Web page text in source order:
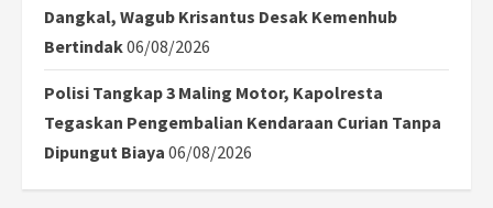
Dangkal, Wagub Krisantus Desak Kemenhub
Bertindak06/08/2026
Polisi Tangkap 3 Maling Motor, Kapolresta
Tegaskan Pengembalian Kendaraan Curian Tanpa
Dipungut Biaya 06/08/2026